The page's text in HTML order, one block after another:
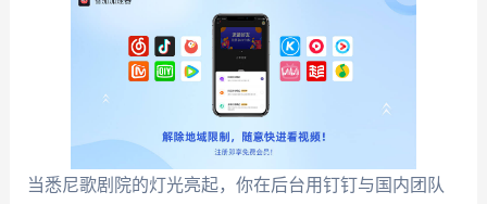
当悉尼歌剧院的灯光亮起，你在后台用钉钉与国内团队